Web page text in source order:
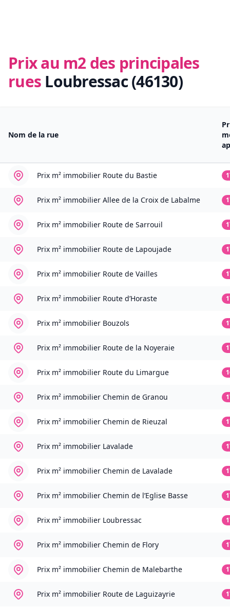
Prix au m2 des principales
rues Loubressac (46130)
Nom de la rue
Prix m² immobilier Route du Bastie
Prix m² immobilier Allee de la Croix de Labalme
Prix m² immobilier Route de Sarrouil
Prix m² immobilier Route de Lapoujade
Prix m² immobilier Route de Vailles
Prix m² immobilier Route d’Horaste
Prix m² immobilier Bouzols
Prix m² immobilier Route de la Noyeraie
Prix m² immobilier Route du Limargue
Prix m² immobilier Chemin de Granou
Prix m² immobilier Chemin de Rieuzal
Prix m² immobilier Lavalade
Prix m² immobilier Chemin de Lavalade
Prix m² immobilier Chemin de l’Eglise Basse
Prix m² immobilier Loubressac
Prix m² immobilier Chemin de Flory
Prix m² immobilier Chemin de Malebarthe
Prix m² immobilier Route de Laguizayrie